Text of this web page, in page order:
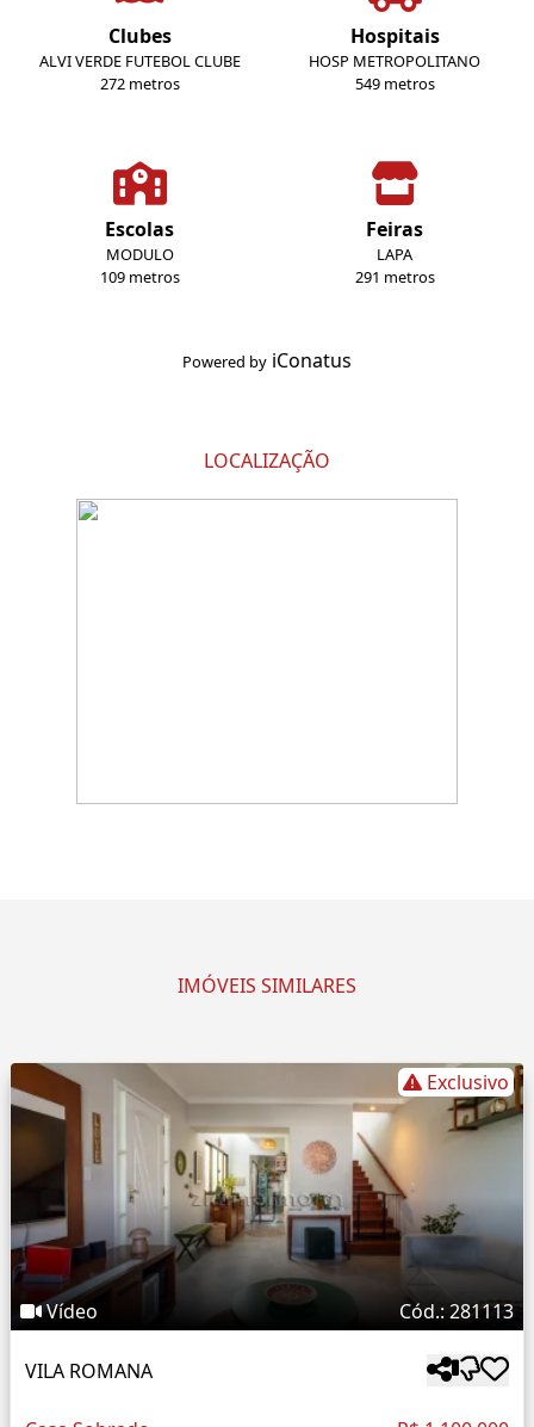
Clubes
ALVI VERDE FUTEBOL CLUBE
272 metros
Hospitais
HOSP METROPOLITANO
549 metros
Escolas
MODULO
109 metros
Feiras
LAPA
291 metros
Powered by iConatus
LOCALIZAÇÃO
IMÓVEIS SIMILARES
Exclusivo
Vídeo Cód.: 281113
VILA ROMANA